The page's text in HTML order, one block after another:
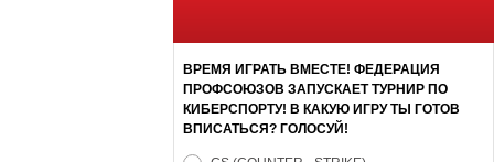
ВРЕМЯ ИГРАТЬ ВМЕСТЕ! ФЕДЕРАЦИЯ
ПРОФСОЮЗОВ ЗАПУСКАЕТ ТУРНИР ПО
КИБЕРСПОРТУ! В КАКУЮ ИГРУ ТЫ ГОТОВ
ВПИСАТЬСЯ? ГОЛОСУЙ!